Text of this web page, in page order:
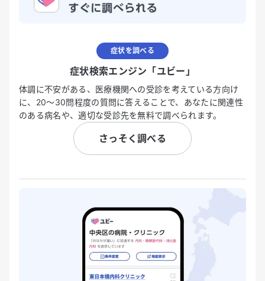
症状を調べる
症状検索エンジン「ユビー」
体調に不安がある、医療機関への受診を考えている方向け
に、20〜30問程度の質問に答えることで、あなたに関連性
のある病名や、適切な受診先を無料で調べられます。
さっそく調べる